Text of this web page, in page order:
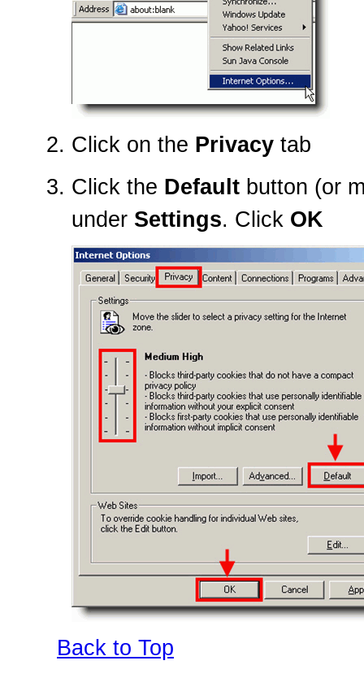
Click on the Privacy tab
Click the Default button (or
under Settings. Click OK
Back to Top